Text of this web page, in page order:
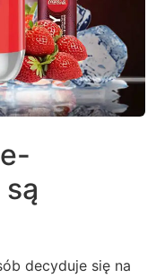
decyduje się na